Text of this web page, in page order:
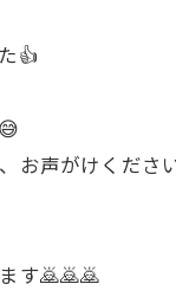
👍
お声がけくださ
す🙇🙇🙇